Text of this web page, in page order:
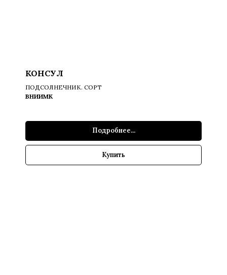
КОНСУЛ
ПОДСОЛНЕЧНИК. СОРТ
ВНИИМК
Подробнее...
Купить